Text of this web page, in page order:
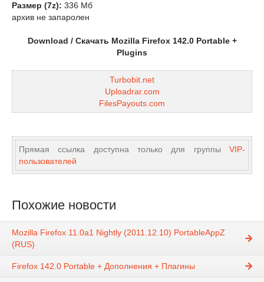
Размер (7z): 336 Мб
архив не запаролен
Download / Скачать Mozilla Firefox 142.0 Portable +
Plugins
Turbobit.net
Uploadrar.com
FilesPayouts.com
Прямая ссылка доступна только для группы VIP-
пользователей
Похожие новости
Mozilla Firefox 11.0a1 Nightly (2011.12.10) PortableAppZ
(RUS)
Firefox 142.0 Portable + Дополнения + Плагины